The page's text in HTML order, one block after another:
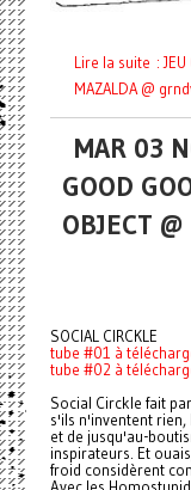
Lire la suite : JEU
MAZALDA @
MAR 03
GOOD
OBJECT
SOCIAL CIRCKLE
tube #01 à
tube #02 à
Social Circkle fait
s'ils n'inventent
et de jusqu'au-
inspirateurs. Et
froid considèrent